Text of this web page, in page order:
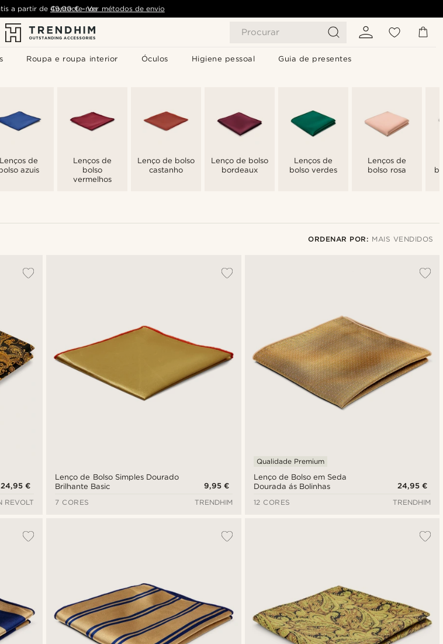
Procurar
Roupa e roupa interior Óculos Higiene pessoal Guia de presentes
a partir de 49,00 € - Ver métodos de envio
Contacte-nos
Lenços de
azuis
Lenços de
bolso
vermelhos
Lenço de bolso
castanho
Lenço de bolso
bordeaux
Lenços de
bolso verdes
Lenços de
bolso rosa
ORDENAR POR: MAIS VENDIDOS
Preço mais alto
24,95 €
REVOLT
Lenço de Bolso Simples Dourado
Brilhante Basic
9,95 €
7 CORES
TRENDHIM
Lenço de Bolso em Seda
Dourada ás Bolinhas
Qualidade Premium
24,95 €
12 CORES
TRENDHIM